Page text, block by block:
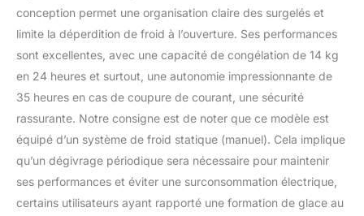
conception permet une organisation claire des surgelés et
limite la déperdition de froid à l’ouverture. Ses performances
sont excellentes, avec une capacité de congélation de 14 kg
en 24 heures et surtout, une autonomie impressionnante de
35 heures en cas de coupure de courant, une sécurité
rassurante. Notre consigne est de noter que ce modèle est
équipé d’un système de froid statique (manuel). Cela implique
qu’un dégivrage périodique sera nécessaire pour maintenir
ses performances et éviter une surconsommation électrique,
certains utilisateurs ayant rapporté une formation de glace au